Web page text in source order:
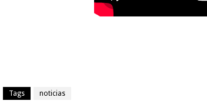
Tags noticias